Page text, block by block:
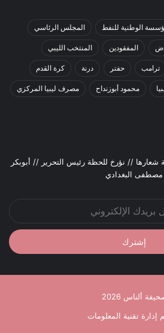
الوطنية للنفط المجلس الرئاسي
المفقودين المنتخب الليبي
ترامب حفتر درنة كرة القدم
محمود أبوزنداح مصرف ليبيا المركزي
شعارها // نؤرخ للحظة رئيس التحرير // أبوبكر
مصطفى البغدادي
ألناس 2026
إدارة تقنية المعلومات